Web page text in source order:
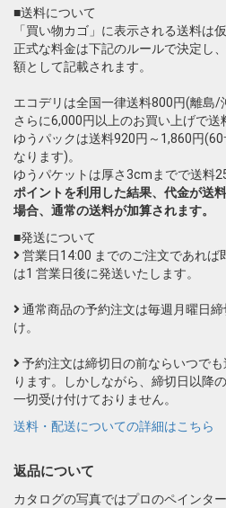
■送料について
「買い物カゴ」に表示される送料は
正式な料金は下記のルールで決定し
額として記載されます。
エコデリは全国一律送料800円(離島/
さらに6,000円以上のお買い上げで送
ゆうパックは送料920円～1,860円
なります)。
ゆうパケットは厚さ3cmまでで送料
ポイントを利用した結果、代金が送
場合、通常の送料が加算されます。
■発送について
営業日14:00 までのご注文であれば
は1 営業日後に発送いたします。
通常商品の予約注文は毎週月曜日
け。
予約注文は締切日の前ならいつで
ります。しかしながら、締切日以降
一切受け付けておりません。
送料・配送についての詳細はこちら
返品について
カタログの写真ではプロのペインタ